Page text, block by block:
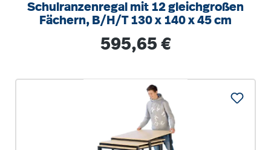
Schulranzenregal mit 12 gleichgroßen
Fächern, B/H/T 130 x 140 x 45 cm
Regulärer Preis:
595,65 €